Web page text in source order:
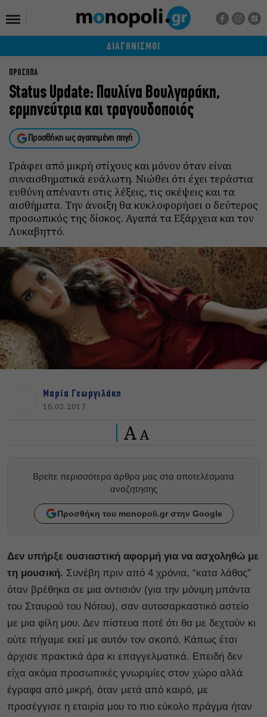
ΔΙΑΓΩΝΙΣΜΟΙ
ΠΡΟΣΩΠΑ
Status Update: Παυλίνα Βουλγαράκη,
ερμηνεύτρια και τραγουδοποιός
Προσθήκη ως αγαπημένη πηγή
Γράφει από μικρή στίχους και μόνον όταν είναι
συναισθηματικά ευάλωτη. Νιώθει ότι έχει τεράστια
ευθύνη απέναντι στις λέξεις, τις σκέψεις και τα
αισθήματα. Την άνοιξη θα κυκλοφορήσει ο δεύτερος
προσωπικός της δίσκος. Αγαπά τα Εξάρχεια και τον
Λυκαβηττό.
Μαρία Γεωργιλάκη
16.03.2017
A A
Βρείτε περισσότερα άρθρα μας στα αποτελέσματα
αναζητησης
Προσθήκη του monopoli.gr στην Google
Δεν υπήρξε ουσιαστική αφορμή για να ασχοληθώ με
τη μουσική. Συνέβη πριν από 4 χρόνια, “κατα λάθος”
όταν βρέθηκα σε μια οντισιόν (για την μόνιμη μπάντα
του Σταυρού του Νότου), σαν αυτοσαρκαστικό αστείο
με μια φίλη μου. Δεν πίστευα ποτέ ότι θα με δεχτούν κι
ούτε πήγαμε εκεί με αυτόν τον σκοπό. Κάπως έτσι
άρχισε πρακτικά άρα κι επαγγελματικά. Επειδή δεν
είχα ακόμα προσωπικές γνωριμίες στον χώρο αλλά
έγραφα από μικρή, όταν μετά από καιρό, με
προσέγγισε η εταιρία μου το πιο εύκολο πράγμα ήταν